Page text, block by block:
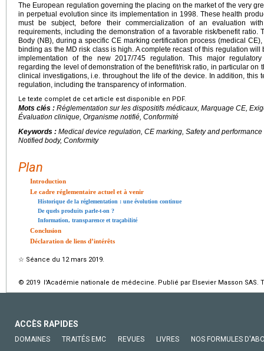
The European regulation governing the placing on the market of the very
in perpetual evolution since its implementation in 1998. These health
must be subject, before their commercialization of an evaluation
requirements, including the demonstration of a favorable risk/benefit ratio.
Body (NB), during a specific CE marking certification process (medical
binding as the MD risk class is high. A complete recast of this regulation
implementation of the new 2017/745 regulation. This major
regarding the level of demonstration of the benefit/risk ratio, in particular on
clinical investigations, i.e. throughout the life of the device. In addition, this
regulation, including the transparency of information.
Le texte complet de cet article est disponible en PDF.
Mots clés : Réglementation sur les dispositifs médicaux, Marquage CE,
Évaluation clinique, Organisme notifié, Conformité
Keywords : Medical device regulation, CE marking, Safety and
Notified body, Conformity
Plan
Introduction
Le cadre réglementaire actuel et à venir
Historique de la réglementation : une évolution continue
De quels produits parle-t-on ?
Information, transparence et traçabilité
Conclusion
Déclaration de liens d’intérêts
☆ Séance du 12 mars 2019.
© 2019 l'Académie nationale de médecine. Publié par Elsevier Masson SAS.
ACCÈS RAPIDES
DOMAINES TRAITÉS EMC REVUES LIVRES NOS FORMULES